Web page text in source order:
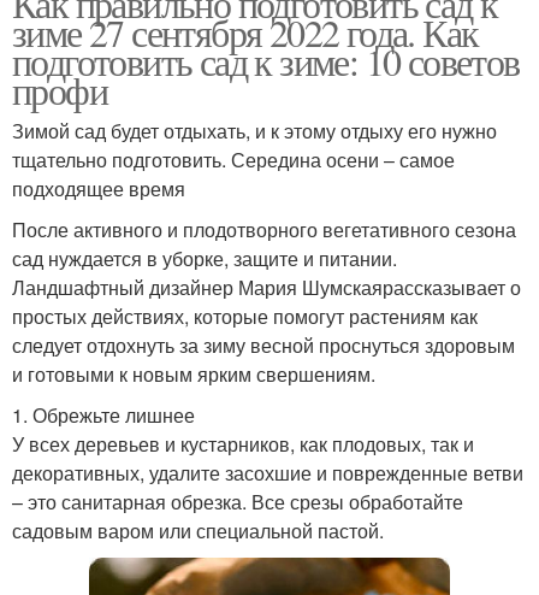
зиме 27 сентября 2022 года. Как
подготовить сад к зиме: 10 советов
профи
Зимой сад будет отдыхать, и к этому отдыху его нужно
тщательно подготовить. Середина осени – самое
подходящее время
После активного и плодотворного вегетативного сезона
сад нуждается в уборке, защите и питании.
Ландшафтный дизайнер Мария Шумскаярассказывает о
простых действиях, которые помогут растениям как
следует отдохнуть за зиму весной проснуться здоровым
и готовыми к новым ярким свершениям.
1. Обрежьте лишнее
У всех деревьев и кустарников, как плодовых, так и
декоративных, удалите засохшие и поврежденные ветви
– это санитарная обрезка. Все срезы обработайте
садовым варом или специальной пастой.